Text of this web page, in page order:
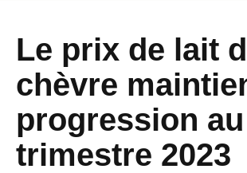
Le prix de lait
chèvre
progression
trimestre 2023